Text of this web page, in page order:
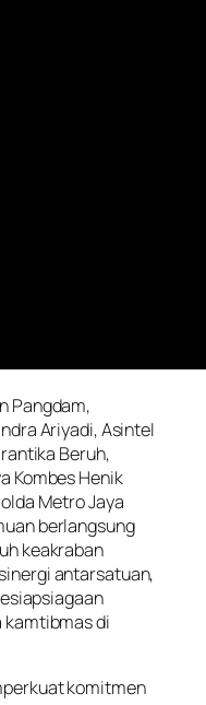
Pangdam,
Ariyadi, Asintel
Beruh,
Kombes Henik
Metro Jaya
berlangsung
keakraban
antarsatuan,
kamtibmas di
komitmen